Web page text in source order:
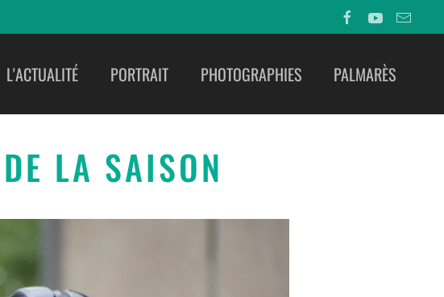
L'ACTUALITÉ PORTRAIT PHOTOGRAPHIES PALMARÈS
LA SAISON